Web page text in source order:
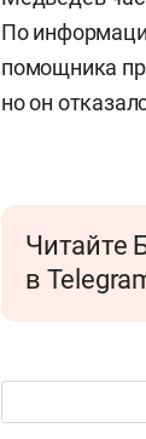
По
помощника
но он
Читайте
в